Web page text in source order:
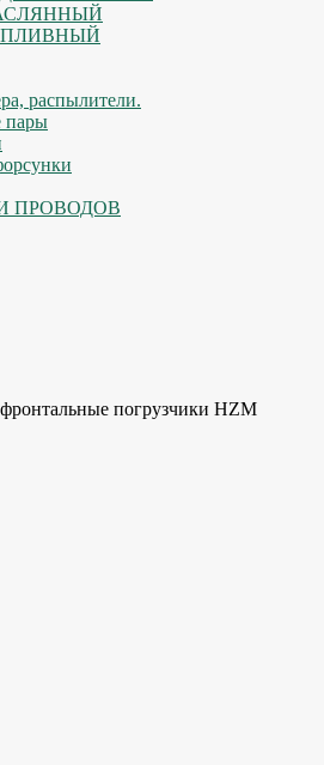
распылители.
пары
ПРОВОДОВ
погрузчики HZM